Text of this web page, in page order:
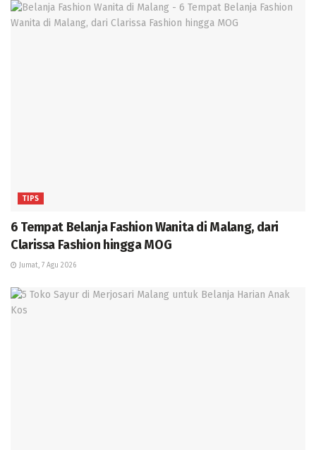
TIPS
6 Tempat Belanja Fashion Wanita di Malang, dari
Clarissa Fashion hingga MOG
Jumat, 7 Agu 2026